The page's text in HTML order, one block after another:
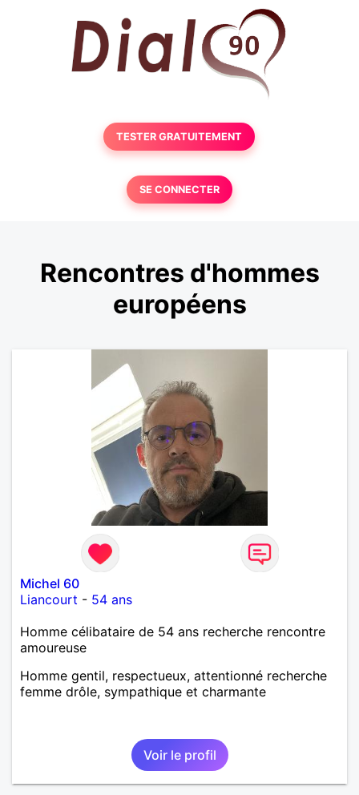
TESTER GRATUITEMENT
SE CONNECTER
Rencontres d'hommes
européens
Michel 60
Liancourt - 54 ans
Homme célibataire de 54 ans recherche rencontre
amoureuse
Homme gentil, respectueux, attentionné recherche
femme drôle, sympathique et charmante
Voir le profil